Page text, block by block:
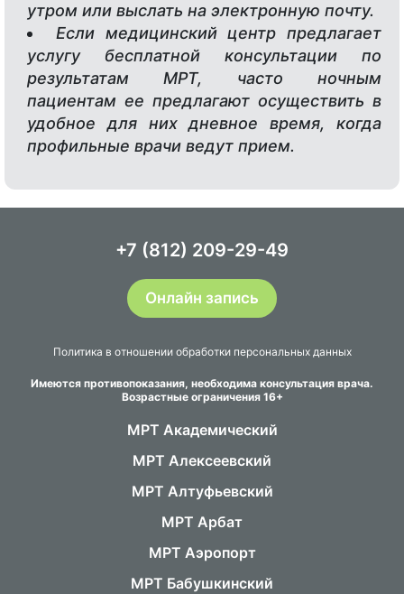
утром или выслать на электронную почту.
Если медицинский центр предлагает
услугу бесплатной консультации по
результатам МРТ, часто ночным
пациентам ее предлагают осуществить в
удобное для них дневное время, когда
профильные врачи ведут прием.
+7 (812) 209-29-49
Онлайн запись
Политика в отношении обработки персональных данных
Имеются противопоказания, необходима консультация врача.
Возрастные ограничения 16+
МРТ Академический
МРТ Алексеевский
МРТ Алтуфьевский
МРТ Арбат
МРТ Аэропорт
МРТ Бабушкинский